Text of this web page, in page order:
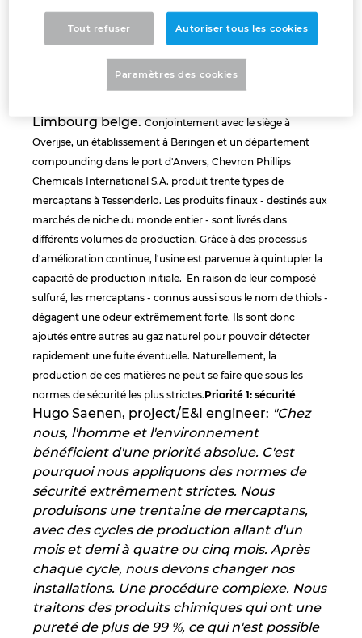
producteurs d'éthylène, de polyéthylène,
d'aromates, de styrène et de specialty
chemicals, tels que les mercaptans. Ces
derniers sont produits entre autres dans leur
Limbourg belge. Conjointement avec le siège à
Overijse, un établissement à Beringen et un département
compounding dans le port d'Anvers, Chevron Phillips
Chemicals International S.A. produit trente types de
mercaptans à Tessenderlo. Les produits finaux - destinés aux
marchés de niche du monde entier - sont livrés dans
différents volumes de production. Grâce à des processus
d'amélioration continue, l'usine est parvenue à quintupler la
capacité de production initiale. En raison de leur composé
sulfuré, les mercaptans - connus aussi sous le nom de thiols -
dégagent une odeur extrêmement forte. Ils sont donc
ajoutés entre autres au gaz naturel pour pouvoir détecter
rapidement une fuite éventuelle. Naturellement, la
production de ces matières ne peut se faire que sous les
normes de sécurité les plus strictes.Priorité 1: sécurité
Hugo Saenen, project/E&I engineer: "Chez
nous, l'homme et l'environnement
bénéficient d'une priorité absolue. C'est
pourquoi nous appliquons des normes de
sécurité extrêmement strictes. Nous
produisons une trentaine de mercaptans,
avec des cycles de production allant d'un
mois et demi à quatre ou cinq mois. Après
chaque cycle, nous devons changer nos
installations. Une procédure complexe. Nous
traitons des produits chimiques qui ont une
pureté de plus de 99 %, ce qui n'est possible
Israel
Japan
Lithuania
Luxembourg
Mexico
Netherlands
New Zealand
Norway
Peru
Philippines
Poland
Portugal
Romania
Tout refuser Autoriser tous les cookies
Paramètres des cookies